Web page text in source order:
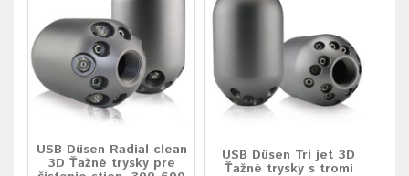
USB Düsen Radial clean
3D Ťažné trysky pre USB Düsen Tri jet 3D
Ťažné trysky s tromi